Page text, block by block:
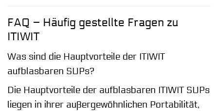
FAQ – Häufig gestellte Fragen zu
ITIWIT
Was sind die Hauptvorteile der ITIWIT
aufblasbaren SUPs?
Die Hauptvorteile der aufblasbaren ITIWIT SUPs
liegen in ihrer außergewöhnlichen Portabilität,